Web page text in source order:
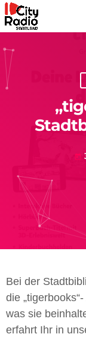
today
Bei der
die
was sie
erfahrt Ihr in